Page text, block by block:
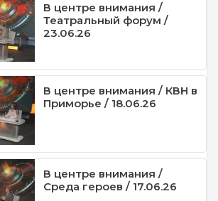
В центре внимания /
Театральный форум /
23.06.26
В центре внимания / КВН в
Приморье / 18.06.26
В центре внимания /
Среда героев / 17.06.26